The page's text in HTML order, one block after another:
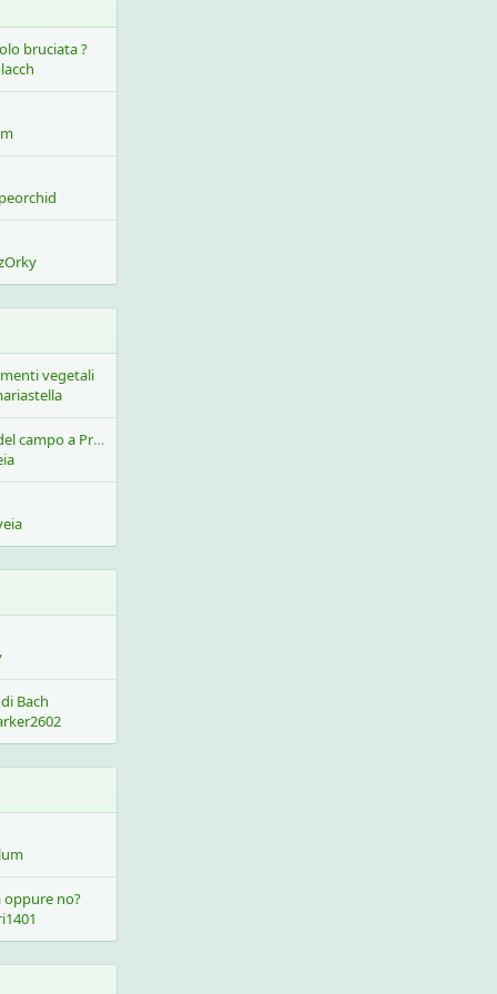
bruciata ?
vegetali
Fiorellini Dal bordo del campo a Primavera Marzolina
Bach
oppure no?